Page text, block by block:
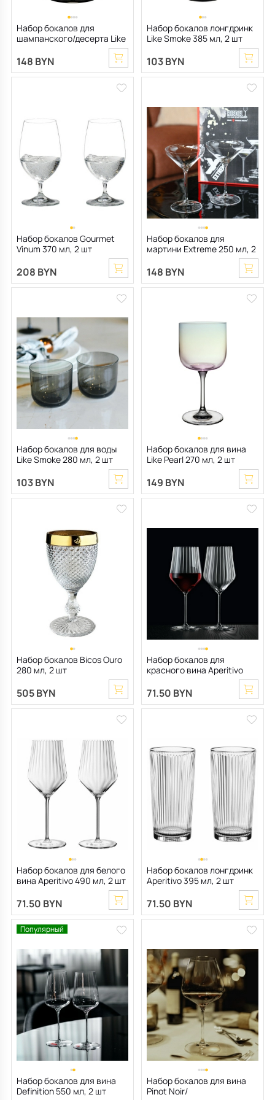
Набор бокалов для
шампанского/десерта Like
148 BYN
Набор бокалов лонгдринк
Like Smoke 385 мл, 2 шт
103 BYN
Набор бокалов Gourmet
Vinum 370 мл, 2 шт
208 BYN
Набор бокалов для
мартини Extreme 250 мл, 2
148 BYN
Набор бокалов для воды
Like Smoke 280 мл, 2 шт
103 BYN
Набор бокалов для вина
Like Pearl 270 мл, 2 шт
149 BYN
Набор бокалов Bicos Ouro
280 мл, 2 шт
505 BYN
Набор бокалов для
красного вина Aperitivo
71.50 BYN
Набор бокалов для белого
вина Aperitivo 490 мл, 2 шт
71.50 BYN
Набор бокалов лонгдринк
Aperitivo 395 мл, 2 шт
71.50 BYN
Популярный
Набор бокалов для вина
Definition 550 мл, 2 шт
Набор бокалов для вина
Pinot Noir/